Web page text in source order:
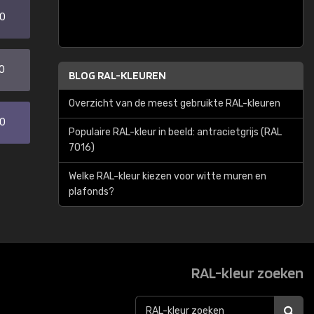
BLOG RAL-KLEUREN
Overzicht van de meest gebruikte RAL-kleuren
Populaire RAL-kleur in beeld: antracietgrijs (RAL
7016)
Welke RAL-kleur kiezen voor witte muren en
plafonds?
RAL-kleur zoeken